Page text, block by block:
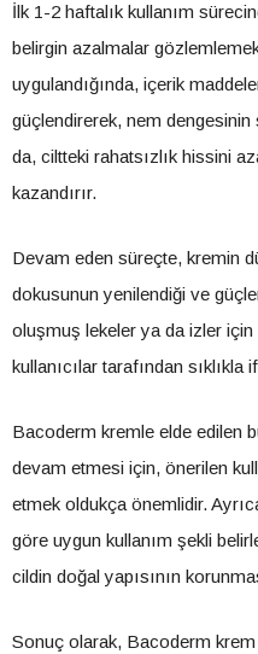
İlk 1-2 haftalık kullanım
belirgin azalmalar
uygulandığında, içerik
güçlendirerek, nem dengesinin
da, ciltteki rahatsızlık hissini
kazandırır.
Devam eden süreçte, kremin
dokusunun yenilendiği ve
oluşmuş lekeler ya da izler
kullanıcılar tarafından sıklıkla
Bacoderm kremle elde edilen
devam etmesi için, önerilen
etmek oldukça önemlidir.
göre uygun kullanım şekli
cildin doğal yapısının
Sonuç olarak, Bacoderm